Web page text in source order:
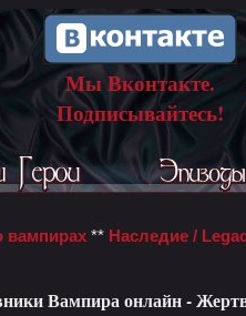
Мы Вконтакте.
Подписывайтесь!
** Наследие /
Вампира онлайн -